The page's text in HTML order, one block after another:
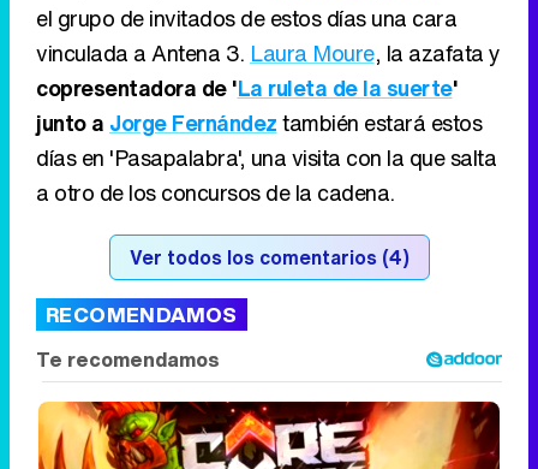
el grupo de invitados de estos días una cara
vinculada a Antena 3. Laura Moure, la azafata y
copresentadora de 'La ruleta de la suerte'
junto a Jorge Fernándeztambién estará estos
días en 'Pasapalabra', una visita con la que salta
a otro de los concursos de la cadena.
Ver todos los comentarios (4)
RECOMENDAMOS